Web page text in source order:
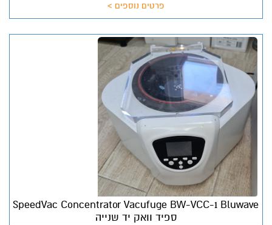
פרטים נוספים >
SpeedVac Concentrator Vacufuge BW-VCC-1 Bluwave
ספיד וואק יד שנייה